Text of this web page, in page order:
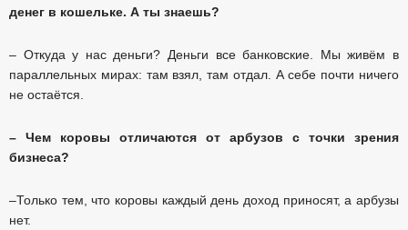
денег в кошельке. А ты знаешь?
– Откуда у нас деньги? Деньги все банковские. Мы живём в
параллельных мирах: там взял, там отдал. А себе почти ничего
не остаётся.
– Чем коровы отличаются от арбузов с точки зрения
бизнеса?
–Только тем, что коровы каждый день доход приносят, а арбузы
нет.